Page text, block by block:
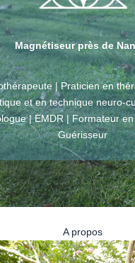
Magnétiseur près de
| Praticien en
et en technique neuro-
| EMDR | Formateur
Guérisseur
A propos